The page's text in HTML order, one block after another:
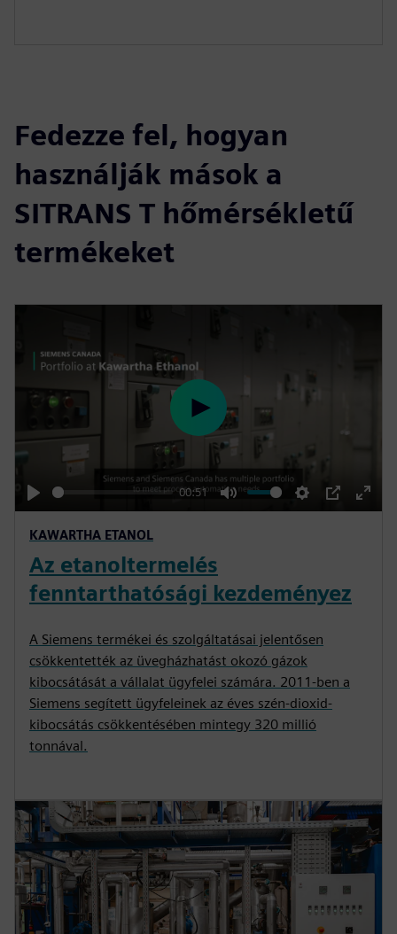
Fedezze fel, hogyan
használják mások a
SITRANS T hőmérsékletű
termékeket
P
l
a
y
00:51
M
S
t
i
g
s
P
E
e
e
n
P
a
y
KAWARTHA ETANOL
Az etanoltermelés
fenntarthatósági kezdeményez
A Siemens termékei és szolgáltatásai jelentősen
csökkentették az üvegházhatást okozó gázok
kibocsátását a vállalat ügyfelei számára. 2011-ben a
Siemens segített ügyfeleinek az éves szén-dioxid-
kibocsátás csökkentésében mintegy 320 millió
tonnával.